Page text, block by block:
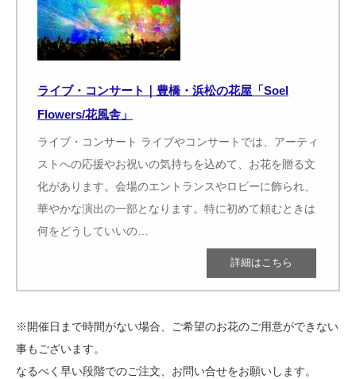
ライブ・コンサート｜豊橋・浜松の花屋「Soel
Flowers/花風舎」
ライブ・コンサート ライブやコンサートでは、アーティ
ストへの応援やお祝いの気持ちを込めて、お花を贈る文
化があります。会場のエントランスやロビーに飾られ、
華やかな演出の一部となります。特に初めて頼むときは
何をどうしていいの…
※開催日まで時間がない場合、ご希望のお花のご用意ができない
事もございます。
なるべく早い段階でのご注文、お問い合せをお願いします。